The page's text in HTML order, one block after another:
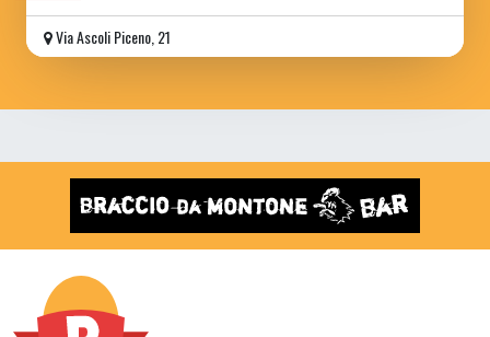
Via Ascoli Piceno, 21